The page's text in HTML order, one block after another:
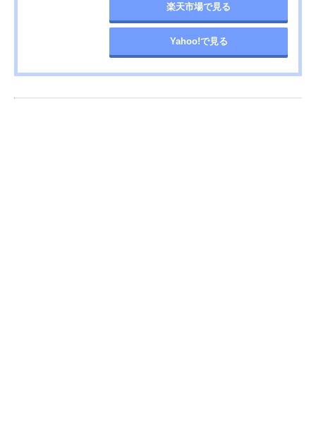
楽天市場で見る
Yahoo!で見る